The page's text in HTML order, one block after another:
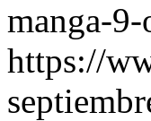
manga-
https://